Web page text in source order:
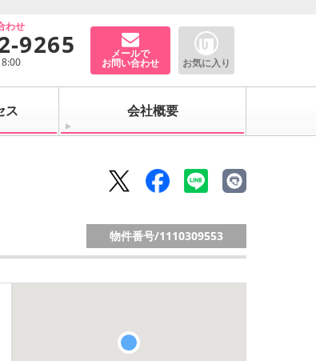
わせ
9265 メールで
お問い合わせ お気に入り
ス 会社概要
物件番号/1110309553